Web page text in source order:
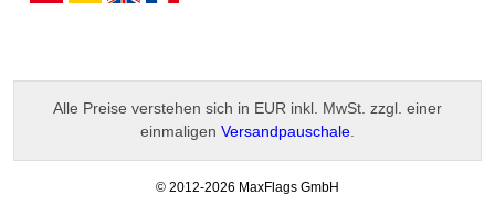
Alle Preise verstehen sich in EUR inkl. MwSt. zzgl. einer
einmaligen Versandpauschale
© 2012-2026 MaxFlags GmbH